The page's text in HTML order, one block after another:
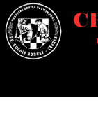
Skoči
do
sadržaja